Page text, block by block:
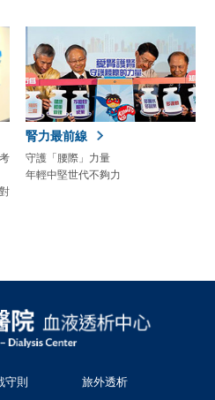
腎力最前線
守護「腰際」力量
年輕中堅世代不夠力
守則 旅外透析